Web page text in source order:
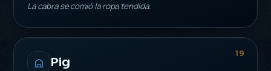
La cabra se comió la ropa tendida.
19
Pig